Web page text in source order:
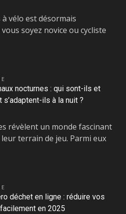
vélo est désormais
soyez novice ou cycliste
nocturnes : qui sont-ils et
s’adaptent-ils à la nuit ?
révèlent un monde fascinant
terrain de jeu. Parmi eux
déchet en ligne : réduire vos
en 2025